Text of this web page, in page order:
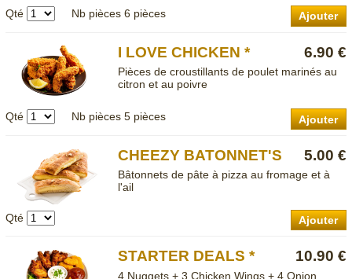
Qté Nb pièces 6 pièces Ajouter
6.90 €
I LOVE CHICKEN *
Pièces de croustillants de poulet marinés au
citron et au poivre
Qté Nb pièces 5 pièces Ajouter
5.00 €
CHEEZY BATONNET'S
Bâtonnets de pâte à pizza au fromage et à
l'ail
Qté Ajouter
10.90 €
STARTER DEALS *
4 Nuggets + 3 Chicken Wings + 4 Onion